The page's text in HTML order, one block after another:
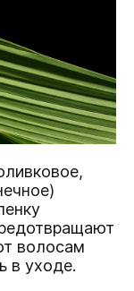
волосам
в уходе.